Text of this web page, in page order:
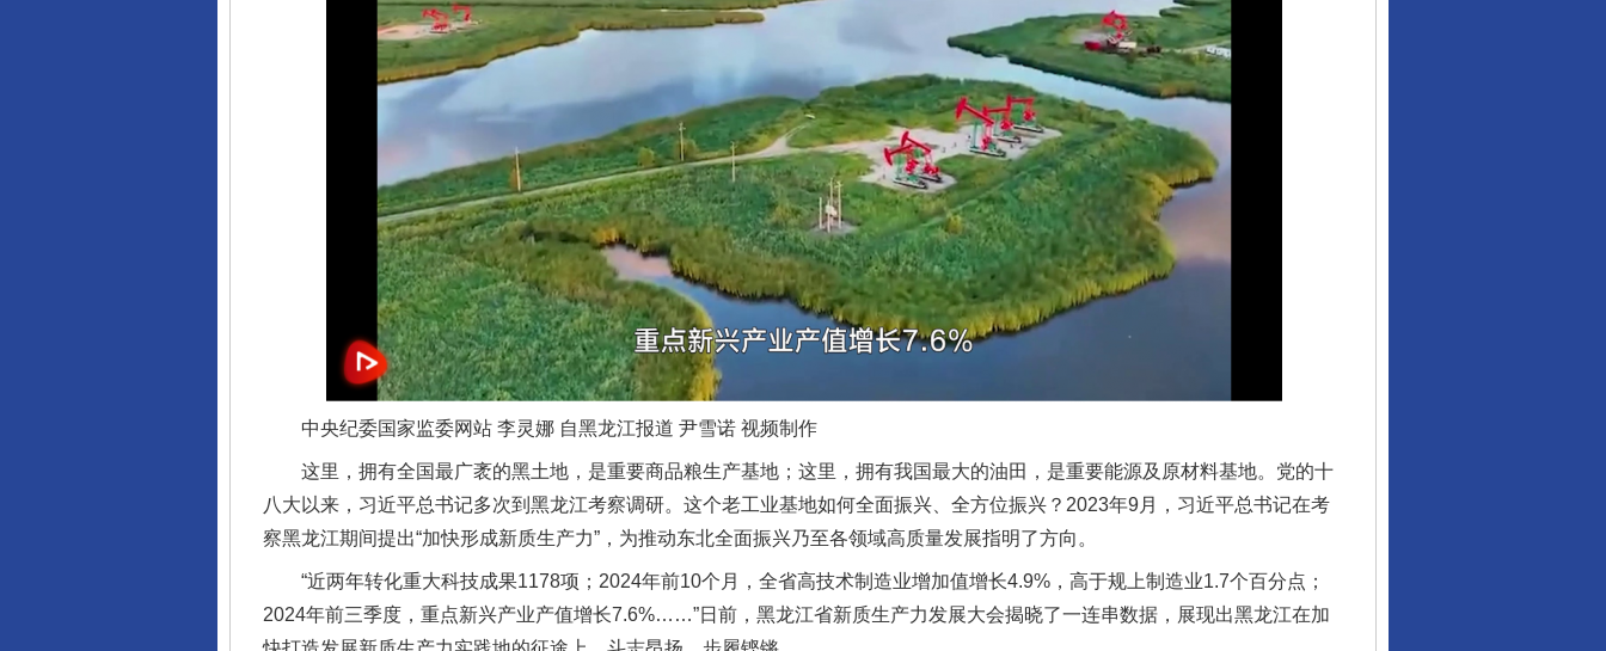
中央纪委国家监委网站 李灵娜 自黑龙江报道 尹雪诺 视频制作
这里，拥有全国最广袤的黑土地，是重要商品粮生产基地；这里，拥有我国最大的油田，是重要能源及原材料基地。党的十
八大以来，习近平总书记多次到黑龙江考察调研。这个老工业基地如何全面振兴、全方位振兴？2023年9月，习近平总书记在考
察黑龙江期间提出“加快形成新质生产力”，为推动东北全面振兴乃至各领域高质量发展指明了方向。
“近两年转化重大科技成果1178项；2024年前10个月，全省高技术制造业增加值增长4.9%，高于规上制造业1.7个百分点；
2024年前三季度，重点新兴产业产值增长7.6%……”日前，黑龙江省新质生产力发展大会揭晓了一连串数据，展现出黑龙江在加